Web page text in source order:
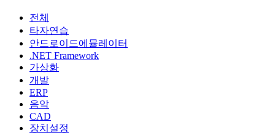
전체
타자연습
안드로이드에뮬레이터
.NET Framework
가상화
개발
ERP
음악
CAD
장치설정